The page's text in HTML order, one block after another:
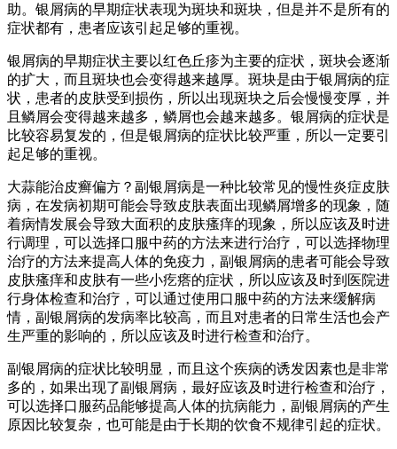
助。银屑病的早期症状表现为斑块和斑块，但是并不是所有的
症状都有，患者应该引起足够的重视。
银屑病的早期症状主要以红色丘疹为主要的症状，斑块会逐渐
的扩大，而且斑块也会变得越来越厚。斑块是由于银屑病的症
状，患者的皮肤受到损伤，所以出现斑块之后会慢慢变厚，并
且鳞屑会变得越来越多，鳞屑也会越来越多。银屑病的症状是
比较容易复发的，但是银屑病的症状比较严重，所以一定要引
起足够的重视。
大蒜能治皮癣偏方？副银屑病是一种比较常见的慢性炎症皮肤
病，在发病初期可能会导致皮肤表面出现鳞屑增多的现象，随
着病情发展会导致大面积的皮肤瘙痒的现象，所以应该及时进
行调理，可以选择口服中药的方法来进行治疗，可以选择物理
治疗的方法来提高人体的免疫力，副银屑病的患者可能会导致
皮肤瘙痒和皮肤有一些小疙瘩的症状，所以应该及时到医院进
行身体检查和治疗，可以通过使用口服中药的方法来缓解病
情，副银屑病的发病率比较高，而且对患者的日常生活也会产
生严重的影响的，所以应该及时进行检查和治疗。
副银屑病的症状比较明显，而且这个疾病的诱发因素也是非常
多的，如果出现了副银屑病，最好应该及时进行检查和治疗，
可以选择口服药品能够提高人体的抗病能力，副银屑病的产生
原因比较复杂，也可能是由于长期的饮食不规律引起的症状。